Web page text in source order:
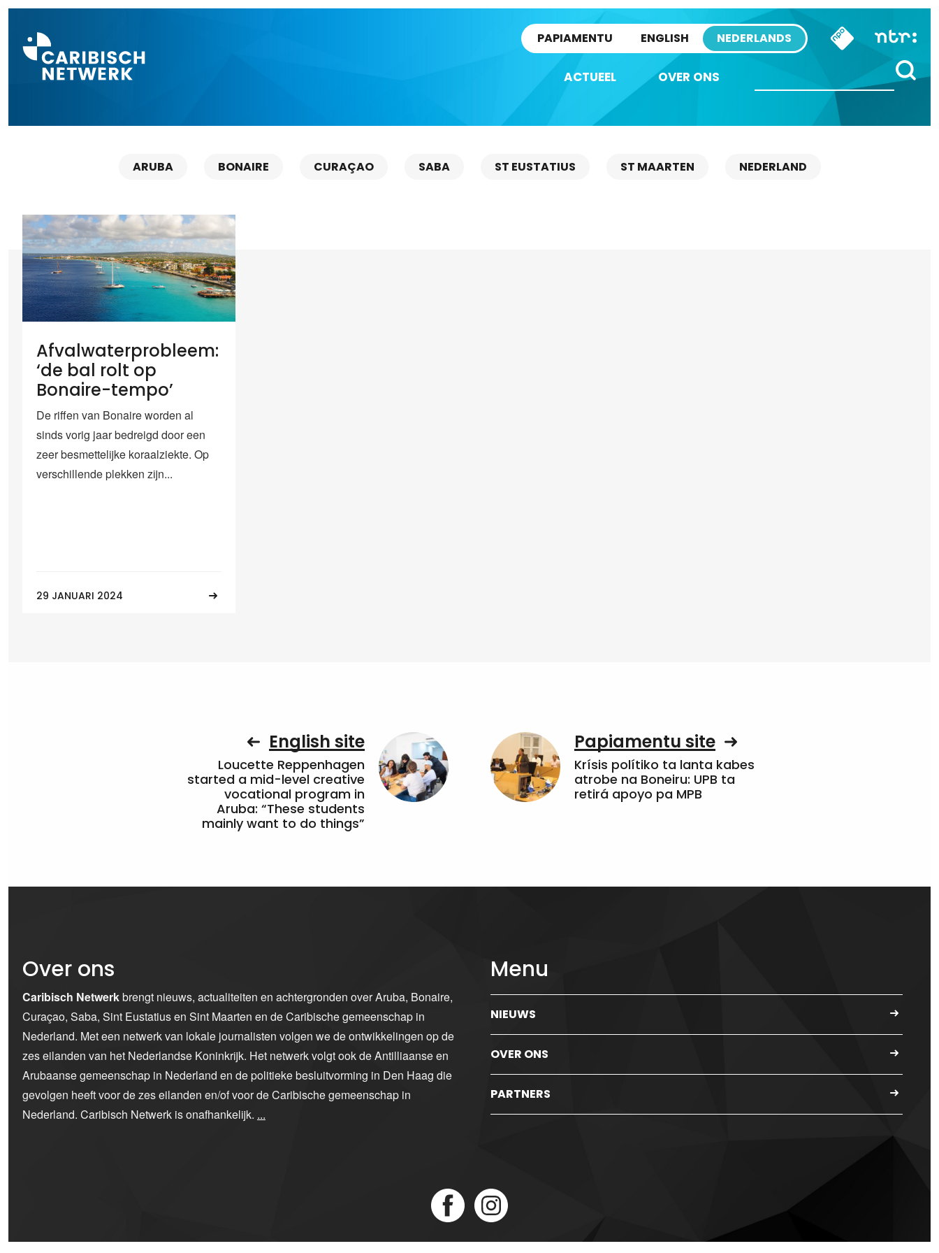
PAPIAMENTU ENGLISH NEDERLANDS
ACTUEEL OVER ONS
ARUBA BONAIRE CURAÇAO SABA ST EUSTATIUS ST MAARTEN NEDERLAND
Afvalwaterprobleem:
‘de bal rolt op
Bonaire-tempo’
De riffen van Bonaire worden al
sinds vorig jaar bedreigd door een
zeer besmettelijke koraalziekte. Op
verschillende plekken zijn...
29 JANUARI 2024
English site
Loucette Reppenhagen
started a mid-level creative
vocational program in
Aruba: “These students
mainly want to do things”
Papiamentu site
Krísis polítiko ta lanta kabes
atrobe na Boneiru: UPB ta
retirá apoyo pa MPB
Over ons
Caribisch Netwerkbrengt nieuws, actualiteiten en achtergronden over Aruba, Bonaire,
Curaçao, Saba, Sint Eustatius en Sint Maarten en de Caribische gemeenschap in
Nederland. Met een netwerk van lokale journalisten volgen we de ontwikkelingen op de
zes eilanden van het Nederlandse Koninkrijk. Het netwerk volgt ook de Antilliaanse en
Arubaanse gemeenschap in Nederland en de politieke besluitvorming in Den Haag die
gevolgen heeft voor de zes eilanden en/of voor de Caribische gemeenschap in
Nederland. Caribisch Netwerk is onafhankelijk. ...
Menu
NIEUWS
OVER ONS
PARTNERS